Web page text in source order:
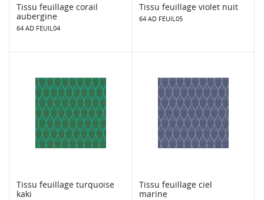
Tissu feuillage corail
aubergine
64 AD FEUIL04
Tissu feuillage violet nuit
64 AD FEUIL05
Tissu feuillage turquoise
kaki
Tissu feuillage ciel
marine